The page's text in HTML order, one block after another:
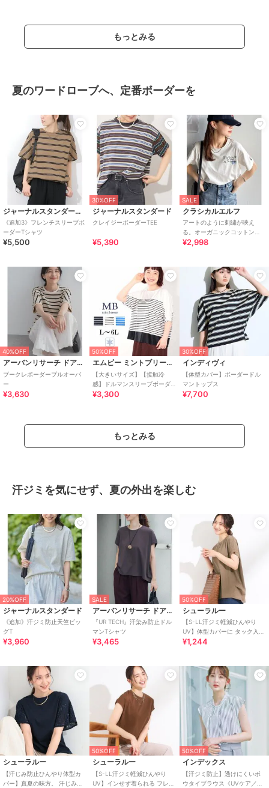
もっとみる
夏のワードローブへ、定番ボーダーを
ジャーナルスタンダード レリューム
《追加3》フレンチスリーブボ
ーダーTシャツ
¥5,500
30%OFF
ジャーナルスタンダード
クレイジーボーダーTEE
¥5,390
SALE
クラシカルエルフ
アートのように刺繍が映え
る。オーガニックコットン
100%らくがき風刺繍 無地＆ボ
¥2,998
40%OFF
アーバンリサーチ ドアーズ
ブークレボーダープルオーバ
ー
¥3,630
50%OFF
エムビー ミントブリーズ
【大きいサイズ】【接触冷
感】ドルマンスリーブボーダ
ープルオーバー
¥3,300
30%OFF
インディヴィ
【体型カバー】ボーダードル
マントップス
¥7,700
もっとみる
汗ジミを気にせず、夏の外出を楽しむ
20%OFF
ジャーナルスタンダード
《追加》汗ジミ防止天竺ビッ
グT
¥3,960
SALE
アーバンリサーチ ドアーズ
『UR TECH』汗染み防止ドル
マンTシャツ
¥3,465
50%OFF
シューラルー
【S-LL汗ジミ軽減ひんやり
UV】体型カバーに タック入り
ドルマントップス
¥1,244
シューラルー
【汗じみ防止ひんやり体型カ
バー】真夏の味方。 汗じみが
50%OFF
シューラルー
【S-LL汗ジミ軽減ひんやり
UV】インせず着られる フレン
50%OFF
インデックス
【汗ジミ防止】透けにくいボ
ウタイブラウス《UVケア／吸